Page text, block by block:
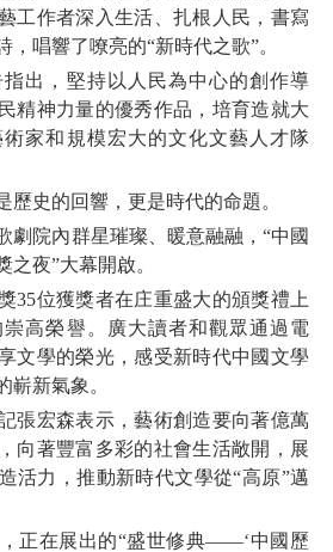
工作者深入生活、扎根人民，書寫
唱響了嘹亮的“新時代之歌”。
，堅持以人民為中心的創作導
精神力量的優秀作品，培育造就大
家和規模宏大的文化文藝人才隊
史的回響，更是時代的命題。
院內群星璀璨、暖意融融，“中國
夜”大幕開啟。
位獲獎者在庄重盛大的頒獎禮上
高榮譽。廣大讀者和觀眾通過電
文學的榮光，感受新時代中國文學
嶄新氣象。
宏森表示，藝術創造要向著億萬
向著豐富多彩的社會生活敞開，展
活力，推動新時代文學從“高原”邁
在展出的“盛世修典——‘中國歷